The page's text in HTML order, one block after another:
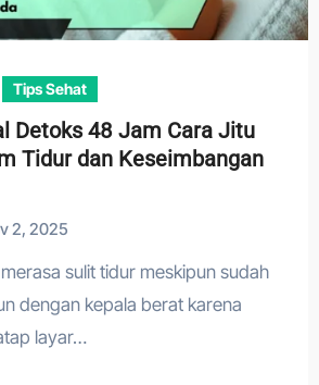
Tips Sehat
Detoks 48 Jam Cara Jitu
Tidur dan Keseimbangan
2, 2025
dengan kepala berat karena
layar…